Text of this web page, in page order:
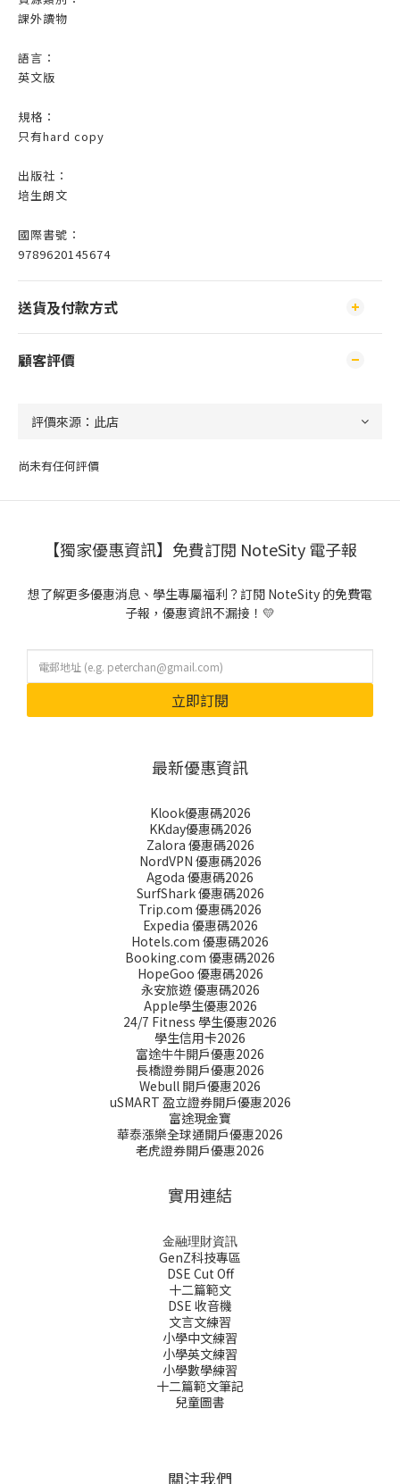
課外讀物
語言：
英文版
規格：
只有hard copy
出版社：
培生朗文
國際書號：
9789620145674
送貨及付款方式
顧客評價
尚未有任何評價
【獨家優惠資訊】免費訂閱 NoteSity 電子報
想了解更多優惠消息、學生專屬福利？訂閱 NoteSity 的免費電
子報，優惠資訊不漏接！💛
立即訂閱
最新優惠資訊
Klook優惠碼2026
KKday優惠碼2026
Zalora 優惠碼2026
NordVPN 優惠碼2026
Agoda 優惠碼2026
SurfShark 優惠碼2026
Trip.com 優惠碼2026
Expedia 優惠碼2026
Hotels.com 優惠碼2026
Booking.com 優惠碼2026
HopeGoo 優惠碼2026
永安旅遊 優惠碼2026
Apple學生優惠2026
24/7 Fitness 學生優惠2026
學生信用卡2026
富途牛牛開戶優惠2026
長橋證劵開戶優惠2026
Webull 開戶優惠2026
uSMART 盈立證券開戶優惠2026
富途現金寶
華泰漲樂全球通開戶優惠2026
老虎證券開戶優惠2026
實用連結
金融理財資訊
GenZ科技專區
DSE Cut Off
十二篇範文
DSE 收音機
文言文練習
小學中文練習
小學英文練習
小學數學練習
十二篇範文筆記
兒童圖書
關注我們